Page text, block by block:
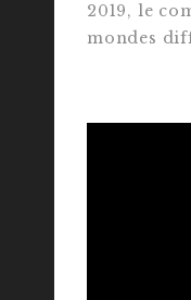
2019, le
mondes